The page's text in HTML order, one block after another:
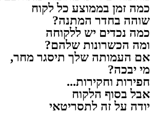
כמה זמן בממוצע כל לקוח
שוהה בחדר המתנה?
כמה נכדים יש ללקוחה
ומה הכשרונות שלהם?
אם העמותה שלך תיסגר מחר,
מי יבכה?
חפירות וחקירות...
אבל בסוף הלקוח
יודה על זה לתסריטאי